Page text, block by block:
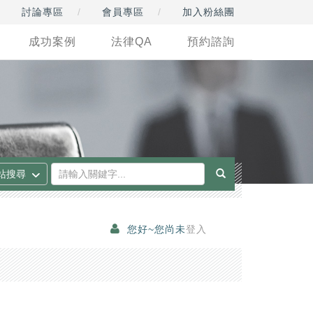
討論專區 會員專區 加入粉絲團
成功案例 法律QA 預約諮詢
您好~您尚未登入